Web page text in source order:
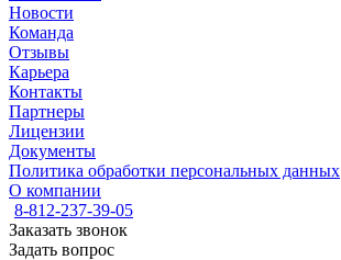
Новости
Команда
Отзывы
Карьера
Контакты
Партнеры
Лицензии
Документы
Политика обработки персональных данных
О компании
8-812-237-39-05
Заказать звонок
Задать вопрос